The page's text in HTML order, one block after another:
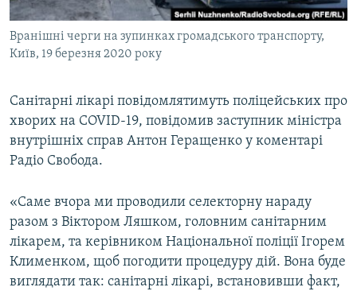
КРИМ РЕАЛІЇ
РУС
КТАТ
ДОЛУЧАЙСЯ!
Усі сайти RFE/RL
Вранішні черги на зупинках громадського транспорту,
Київ, 19 березня 2020 року
Санітарні лікарі повідомлятимуть поліцейських про
хворих на COVID-19, повідомив заступник міністра
внутрішніх справ Антон Геращенко у коментарі
Радіо Свобода.
«Саме вчора ми проводили селекторну нараду
разом з Віктором Ляшком, головним санітарним
лікарем, та керівником Національної поліції Ігорем
Клименком, щоб погодити процедуру дій. Вона буде
виглядати так: санітарні лікарі, встановивши факт,